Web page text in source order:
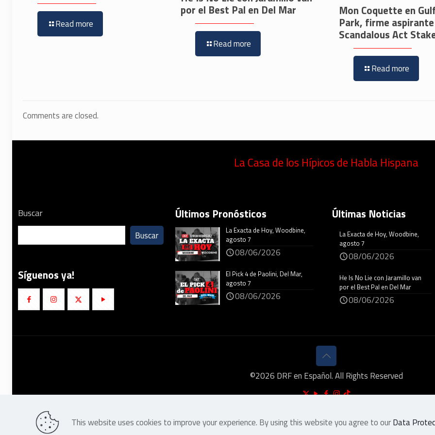
Read more
por el Best Pal en Del Mar
Read more
Mon Coquette en
Park, firme
Scandalous Act
Read more
Comments are closed.
La Casa de los Hípicos de Habla Hispana
Buscar
Buscar
Síguenos ya!
Últimos Pronósticos
La Exacta de Hoy, Woodbine,
agosto 7
08/06/2026
El Pick 4 de Paolini, Del Mar,
agosto 7
08/06/2026
Últimas Noticias
La Exacta de Hoy, Woodbine,
agosto 7
08/06/2026
He Is No Lie con Jaramillo van
por el Best Pal en Del Mar
08/06/2026
©2026 DRF en Español. All Rights Reserved
This website uses cookies to improve your experience. By using this website you agree to ourData